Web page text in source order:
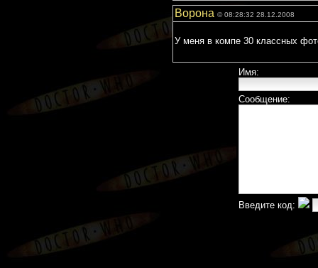
Ворона © 08:28:32 28.12.2008
У меня в компе 30 классных
Имя:
Сообщение:
Введите код: